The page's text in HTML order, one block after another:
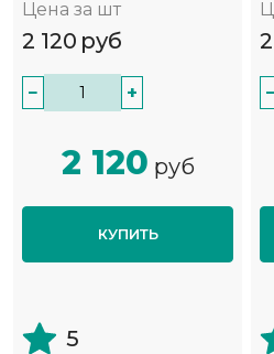
Цена за шт
2 120 руб
− +
2 120 руб
КУПИТЬ
5
−